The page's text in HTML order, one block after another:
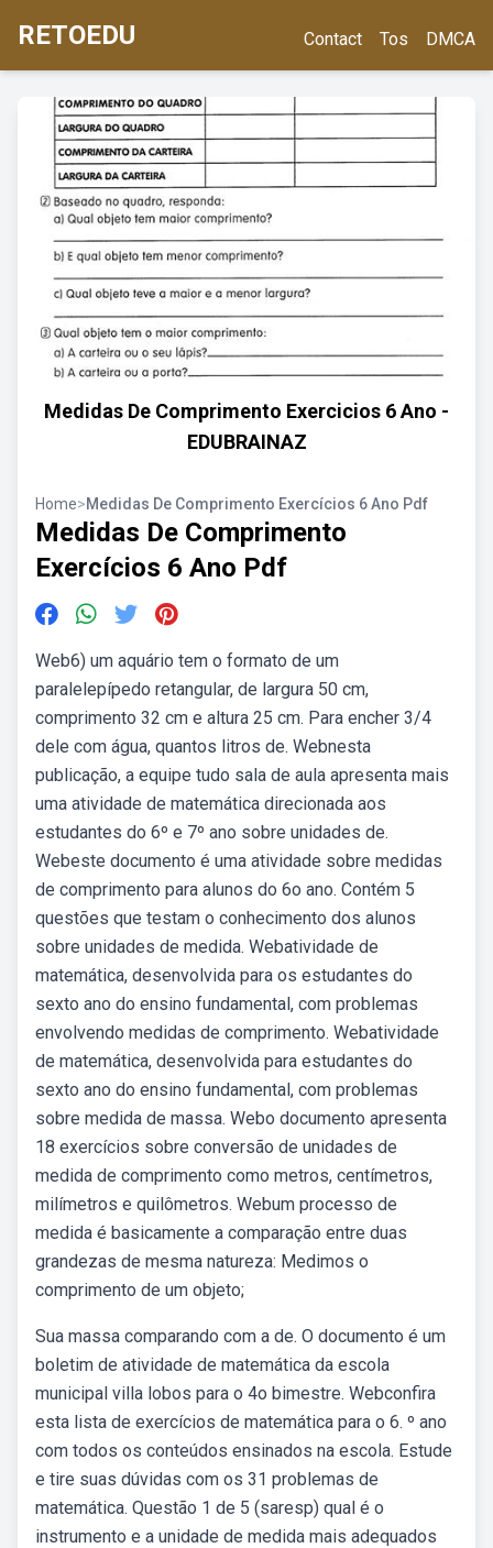
RETOEDU Contact Tos DMCA
Medidas De Comprimento Exercicios 6 Ano -
EDUBRAINAZ
Home>Medidas De Comprimento Exercícios 6 Ano Pdf
Medidas De Comprimento
Exercícios 6 Ano Pdf
Web6) um aquário tem o formato de um
paralelepípedo retangular, de largura 50 cm,
comprimento 32 cm e altura 25 cm. Para encher 3/4
dele com água, quantos litros de. Webnesta
publicação, a equipe tudo sala de aula apresenta mais
uma atividade de matemática direcionada aos
estudantes do 6º e 7º ano sobre unidades de.
Webeste documento é uma atividade sobre medidas
de comprimento para alunos do 6o ano. Contém 5
questões que testam o conhecimento dos alunos
sobre unidades de medida. Webatividade de
matemática, desenvolvida para os estudantes do
sexto ano do ensino fundamental, com problemas
envolvendo medidas de comprimento. Webatividade
de matemática, desenvolvida para estudantes do
sexto ano do ensino fundamental, com problemas
sobre medida de massa. Webo documento apresenta
18 exercícios sobre conversão de unidades de
medida de comprimento como metros, centímetros,
milímetros e quilômetros. Webum processo de
medida é basicamente a comparação entre duas
grandezas de mesma natureza: Medimos o
comprimento de um objeto;
Sua massa comparando com a de. O documento é um
boletim de atividade de matemática da escola
municipal villa lobos para o 4o bimestre. Webconfira
esta lista de exercícios de matemática para o 6. º ano
com todos os conteúdos ensinados na escola. Estude
e tire suas dúvidas com os 31 problemas de
matemática. Questão 1 de 5 (saresp) qual é o
instrumento e a unidade de medida mais adequados